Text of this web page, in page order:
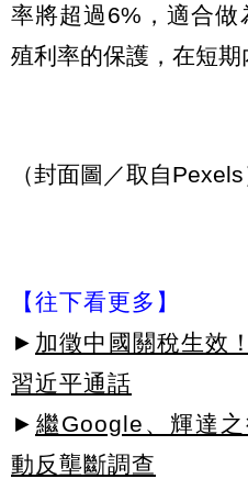
率將超過6%，適合
殖利率的保護，在短
（封面圖／取自Pexels
【往下看更多】
► 加徵中國關稅生效
習近平通話
► 繼Google、輝達
動反壟斷調查